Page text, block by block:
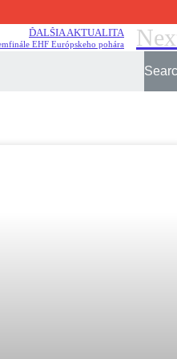
ĎALŠIA AKTUALITA
EHF Európskeho pohára